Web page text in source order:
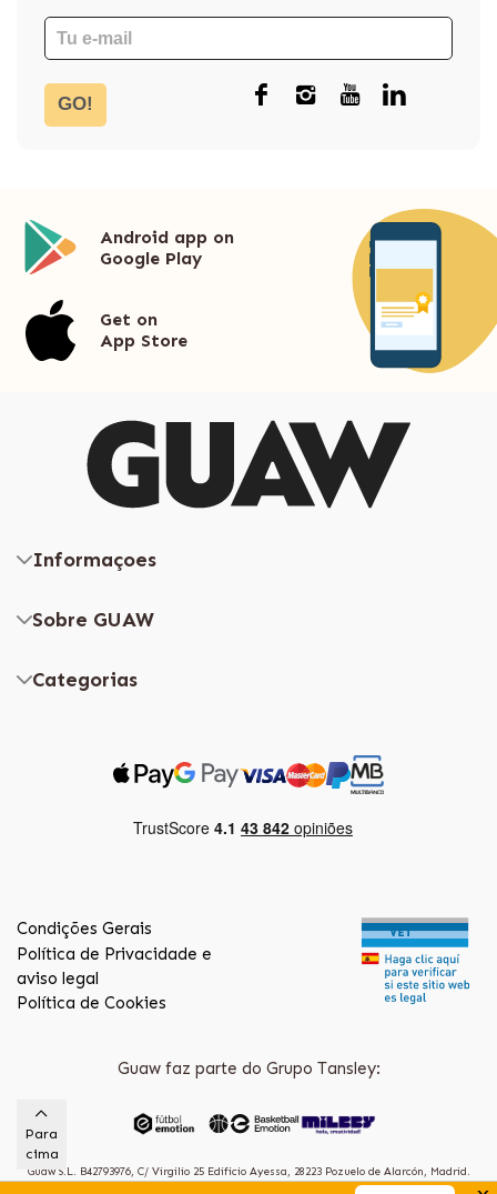
GO!
Android app on
Google Play
Get on
App Store
Informaçoes
Sobre GUAW
Categorias
Condições Gerais
Política de Privacidade e
aviso legal
Política de Cookies
Guaw faz parte do Grupo Tansley:
Guaw S.L. B42793976, C/ Virgilio 25 Edificio Ayessa, 28223 Pozuelo de Alarcón, Madrid.
Para
cima